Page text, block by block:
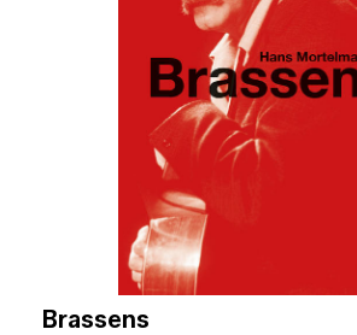
Brassens